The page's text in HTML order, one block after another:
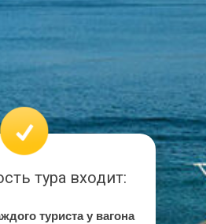
ту­ри­ста у ва­го­на
тура входит: